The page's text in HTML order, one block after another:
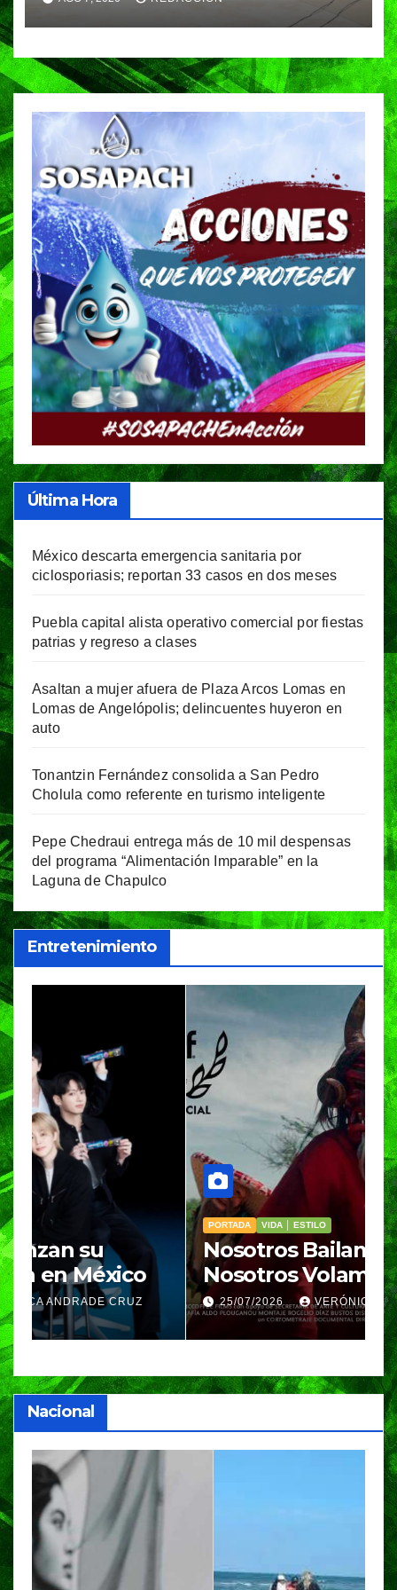
Última Hora
México descarta emergencia sanitaria por
ciclosporiasis; reportan 33 casos en dos meses
Puebla capital alista operativo comercial por fiestas
patrias y regreso a clases
Asaltan a mujer afuera de Plaza Arcos Lomas en
Lomas de Angelópolis; delincuentes huyeron en
auto
Tonantzin Fernández consolida a San Pedro
Cholula como referente en turismo inteligente
Pepe Chedraui entrega más de 10 mil despensas
del programa “Alimentación Imparable” en la
Laguna de Chapulco
Entretenimiento
Nosotros Bailamos,
Nosotros Volamos llega al
GIFF
25/07/2026 VERÓNICA ANDRADE CRUZ
Nacional